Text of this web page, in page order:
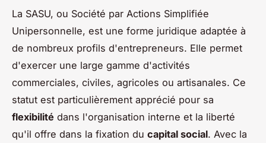
La SASU, ou Société par Actions Simplifiée
Unipersonnelle, est une forme juridique adaptée à
de nombreux profils d'entrepreneurs. Elle permet
d'exercer une large gamme d'activités
commerciales, civiles, agricoles ou artisanales. Ce
statut est particulièrement apprécié pour sa
flexibilité dans l'organisation interne et la liberté
qu'il offre dans la fixation du capital social. Avec la